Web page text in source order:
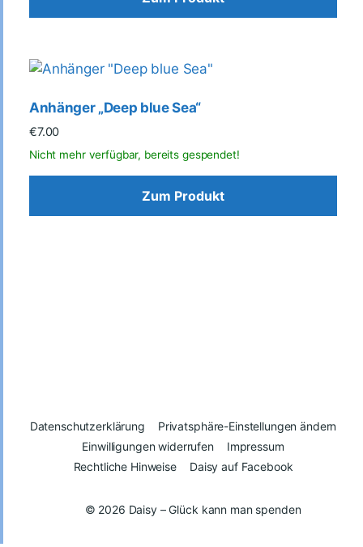
Anhänger „Deep blue Sea“
€7.00
Zum Produkt
© 2026 Daisy – Glück kann man spenden
Datenschutzerklärung
Privatsphäre-Einstellungen ändern
Einwilligungen widerrufen
Impressum
Rechtliche Hinweise
Daisy auf Facebook